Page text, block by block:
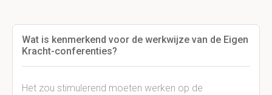
Wat is kenmerkend voor de werkwijze van de Eigen
Kracht-conferenties?
Het zou stimulerend moeten werken op de